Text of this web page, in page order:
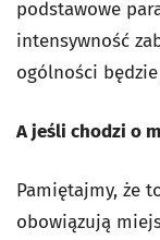
podstawowe
intensywność
ogólności
A jeśli chodzi o
Pamiętajmy, że
obowiązują